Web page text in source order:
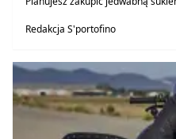
o ubrania z jedwabiu i na jakie
Redakcja S'portofino